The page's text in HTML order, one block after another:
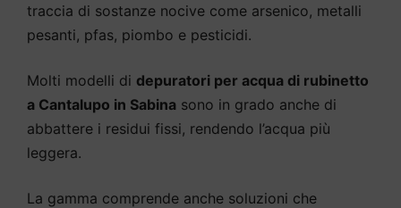
traccia di sostanze nocive come arsenico, metalli
pesanti, pfas, piombo e pesticidi.
Molti modelli di depuratori per acqua di rubinetto
a Cantalupo in Sabina sono in grado anche di
abbattere i residui fissi, rendendo l’acqua più
leggera.
La gamma comprende anche soluzioni che